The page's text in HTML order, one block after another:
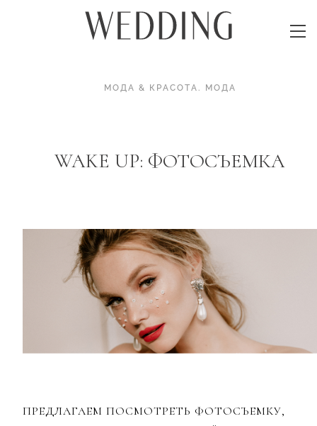
МОДА & КРАСОТА. МОДА
WAKE UP: ФОТОСЪЕМКА
ПРЕДЛАГАЕМ ПОСМОТРЕТЬ ФОТОСЪЕМКУ,